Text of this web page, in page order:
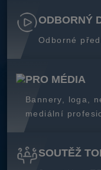
ODBORNÝ
Odborné
PRO MÉDIA
Bannery, loga,
mediální
SOUTĚŽ